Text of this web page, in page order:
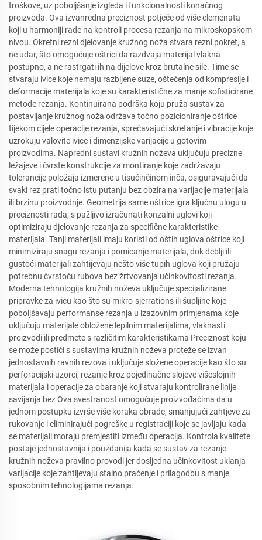
troškove, uz poboljšanje izgleda i funkcionalnosti konačnog
proizvoda. Ova izvanredna preciznost potječe od više elemenata
koji u harmoniji rade na kontroli procesa rezanja na mikroskopskom
nivou. Okretni rezni djelovanje kružnog noža stvara rezni pokret, a
ne udar, što omogućuje oštrici da razdvaja materijal vlakna
postupno, a ne rastrgati ih na dijelove kroz brutalne sile. Time se
stvaraju ivice koje nemaju razbijene suze, oštećenja od kompresije i
deformacije materijala koje su karakteristične za manje sofisticirane
metode rezanja. Kontinuirana podrška koju pruža sustav za
postavljanje kružnog noža održava točno pozicioniranje oštrice
tijekom cijele operacije rezanja, sprečavajući skretanje i vibracije koje
uzrokuju valovite ivice i dimenzijske varijacije u gotovim
proizvodima. Napredni sustavi kružnih noževa uključuju precizne
ležajeve i čvrste konstrukcije za montiranje koje zadržavaju
tolerancije položaja izmerene u tisućinčinom inča, osiguravajući da
svaki rez prati točno istu putanju bez obzira na varijacije materijala
ili brzinu proizvodnje. Geometrija same oštrice igra ključnu ulogu u
preciznosti rada, s pažljivo izračunati konzalni uglovi koji
optimiziraju djelovanje rezanja za specifične karakteristike
materijala. Tanji materijali imaju koristi od oštih uglova oštrice koji
minimiziraju snagu rezanja i pomicanje materijala, dok deblji ili
gustoći materijali zahtijevaju nešto više tupih uglova koji pružaju
potrebnu čvrstoću rubova bez žrtvovanja učinkovitosti rezanja.
Moderna tehnologija kružnih noževa uključuje specijalizirane
pripravke za ivicu kao što su mikro-sjerrations ili šupljine koje
poboljšavaju performanse rezanja u izazovnim primjenama koje
uključuju materijale obložene lepilnim materijalima, vlaknasti
proizvodi ili predmete s različitim karakteristikama Preciznost koju
se može postići s sustavima kružnih noževa proteže se izvan
jednostavnih ravnih rezova i uključuje složene operacije kao što su
perforacijski uzorci, rezanje kroz pojedinačne slojeve višeslojnih
materijala i operacije za obaranje koji stvaraju kontrolirane linije
savijanja bez Ova svestranost omogućuje proizvođačima da u
jednom postupku izvrše više koraka obrade, smanjujući zahtjeve za
rukovanje i eliminirajući pogreške u registraciji koje se javljaju kada
se materijali moraju premjestiti između operacija. Kontrola kvalitete
postaje jednostavnija i pouzdanija kada se sustav za rezanje
kružnih noževa pravilno provodi jer dosljedna učinkovitost uklanja
varijacije koje zahtijevaju stalno praćenje i prilagodbu s manje
sposobnim tehnologijama rezanja.